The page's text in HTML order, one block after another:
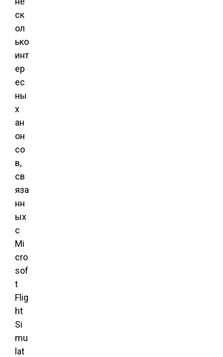
ск
ол
ько
инт
ер
ес
ны
х
ан
он
со
в,
св
яза
нн
ых
с
Mi
cro
sof
t
Flig
ht
Si
mu
lat